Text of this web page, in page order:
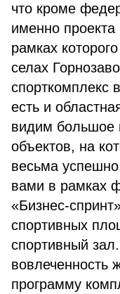
что кроме
именно
рамках
селах
спорткомплекс
есть и
видим большое
объектов, на
весьма
вами в рамках
«Бизнес-
спортивных
спортивный
вовлеченность
программу